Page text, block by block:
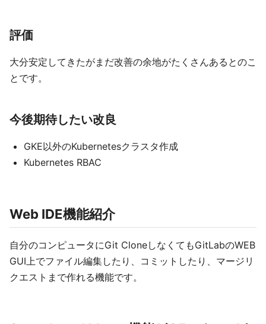
評価
大分安定してきたがまだ改善の余地がたくさんあるとのこ
とです。
今後期待したい改良
GKE以外のKubernetesクラスタ作成
Kubernetes RBAC
Web IDE機能紹介
自分のコンピュータにGit CloneしなくてもGitLabのWEB
GUI上でファイル編集したり、コミットしたり、マージリ
クエストまで作れる機能です。